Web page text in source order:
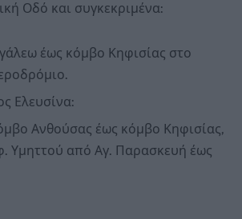
Οδό και συγκεκριμένα:
έως κόμβο Κηφισίας στο
Ελευσίνα:
Ανθούσας έως κόμβο Κηφισίας,
Υμηττού από Αγ. Παρασκευή έως